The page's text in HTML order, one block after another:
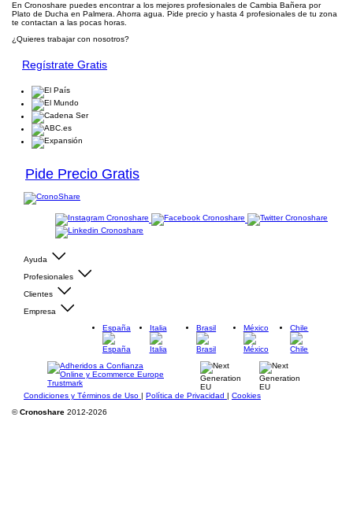
En Cronoshare puedes encontrar a los mejores profesionales de Cambia Bañera por
Plato de Ducha en Palmera. Ahorra agua. Pide precio y hasta 4 profesionales de tu zona
te contactan a las pocas horas.
¿Quieres trabajar con nosotros?
Regístrate Gratis
Pide Precio Gratis
Ayuda
Profesionales
Clientes
Empresa
España
Italia Brasil México Chile
Condiciones y Términos de Uso | Política de Privacidad | Cookies
©Cronoshare 2012-2026